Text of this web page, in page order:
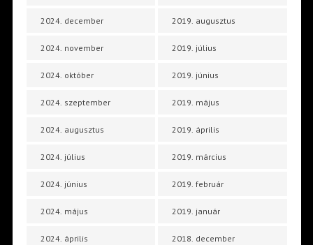
2024. december
2024. november
2024. október
2024. szeptember
2024. augusztus
2024. július
2024. június
2024. május
2024. április
2019. augusztus
2019. július
2019. június
2019. május
2019. április
2019. március
2019. február
2019. január
2018. december